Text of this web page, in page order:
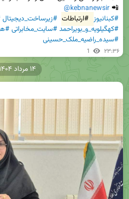
📲
@kebnanewsir
#کبنانیوز #ارتباطات #زیرساخت_دیجیتال
#کهگیلویه_و_بویراحمد#سایت_مخابراتی
#سیده_راضیه_ملک_حسینی
1 ۲۳:۳۶
۱۴ مرداد ۱۴۰۴